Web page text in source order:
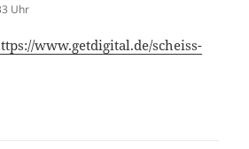
Uhr
www.getdigital.de/scheiss-